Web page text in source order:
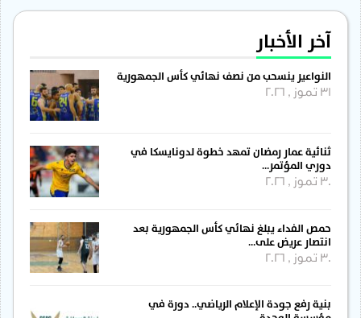
آخر الأخبار
النواعير ينسحب من نصف نهائي كأس الجمهورية
31 تموز , 2026
ثنائية عمار رمضان تمهد خطوة لدونايسكا في
دوري المؤتمر…
30 تموز , 2026
حمص الفداء يبلغ نهائي كأس الجمهورية بعد
انتصار عريض على…
30 تموز , 2026
بنية رفع جودة الإعلام الرياضي.. دورة في